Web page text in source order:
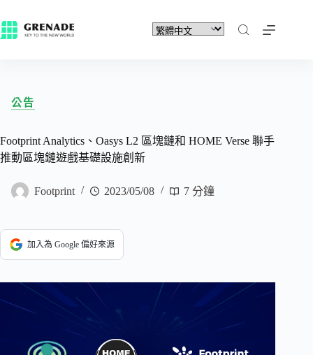
公告
Footprint Analytics、Oasys L2 區塊鏈和 HOME Verse 聯手
推動區塊鏈遊戲基礎設施創新
Footprint 2023/05/08 7 分鐘
加入為 Google 偏好來源